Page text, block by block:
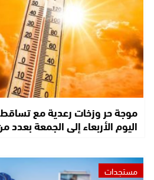
موجة حر وزخات رعدية مع تساقط
اليوم الأربعاء إلى الجمعة
مستجدات